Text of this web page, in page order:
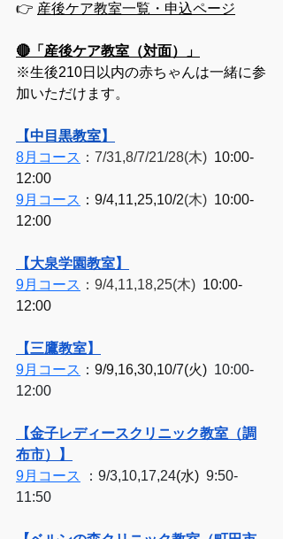
👉 産後ケア教室一覧・申込ページ
🔴「産後ケア教室（対面）」
※生後210日以内の赤ちゃんは一緒に参
加いただけます。
【中目黒教室】
8月コース ：7/31,8/7/21/28(木) 10:00-
12:00
9月コース ：9/4,11,25,10/2(木) 10:00-
12:00
【大泉学園教室】
9月コース ：9/4,11,18,25(木) 10:00-
12:00
【三鷹教室】
9月コース ： 9/9,16,30,10/7(火) 10:00-
12:00
【金子レディースクリニック教室（調
布市）】
9月コース
：9/3,10,17,24(水) 9:50-
11:50